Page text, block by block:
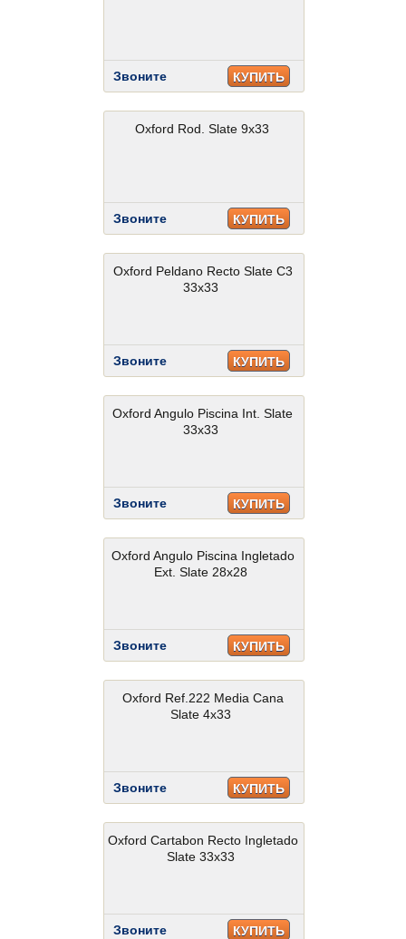
Звоните КУПИТЬ
Oxford Rod. Slate 9x33
Звоните КУПИТЬ
Oxford Peldano Recto Slate C3
33x33
Звоните КУПИТЬ
Oxford Angulo Piscina Int. Slate
33x33
Звоните КУПИТЬ
Oxford Angulo Piscina Ingletado
Ext. Slate 28x28
Звоните КУПИТЬ
Oxford Ref.222 Media Cana
Slate 4x33
Звоните КУПИТЬ
Oxford Cartabon Recto Ingletado
Slate 33x33
Звоните КУПИТЬ